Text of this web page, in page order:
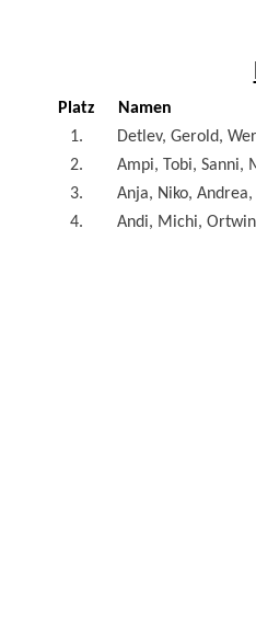
Platz
Namen
1.
Detlev, Gerold,
2.
Ampi, Tobi, Sanni,
3.
Anja, Niko,
4.
Andi, Michi,